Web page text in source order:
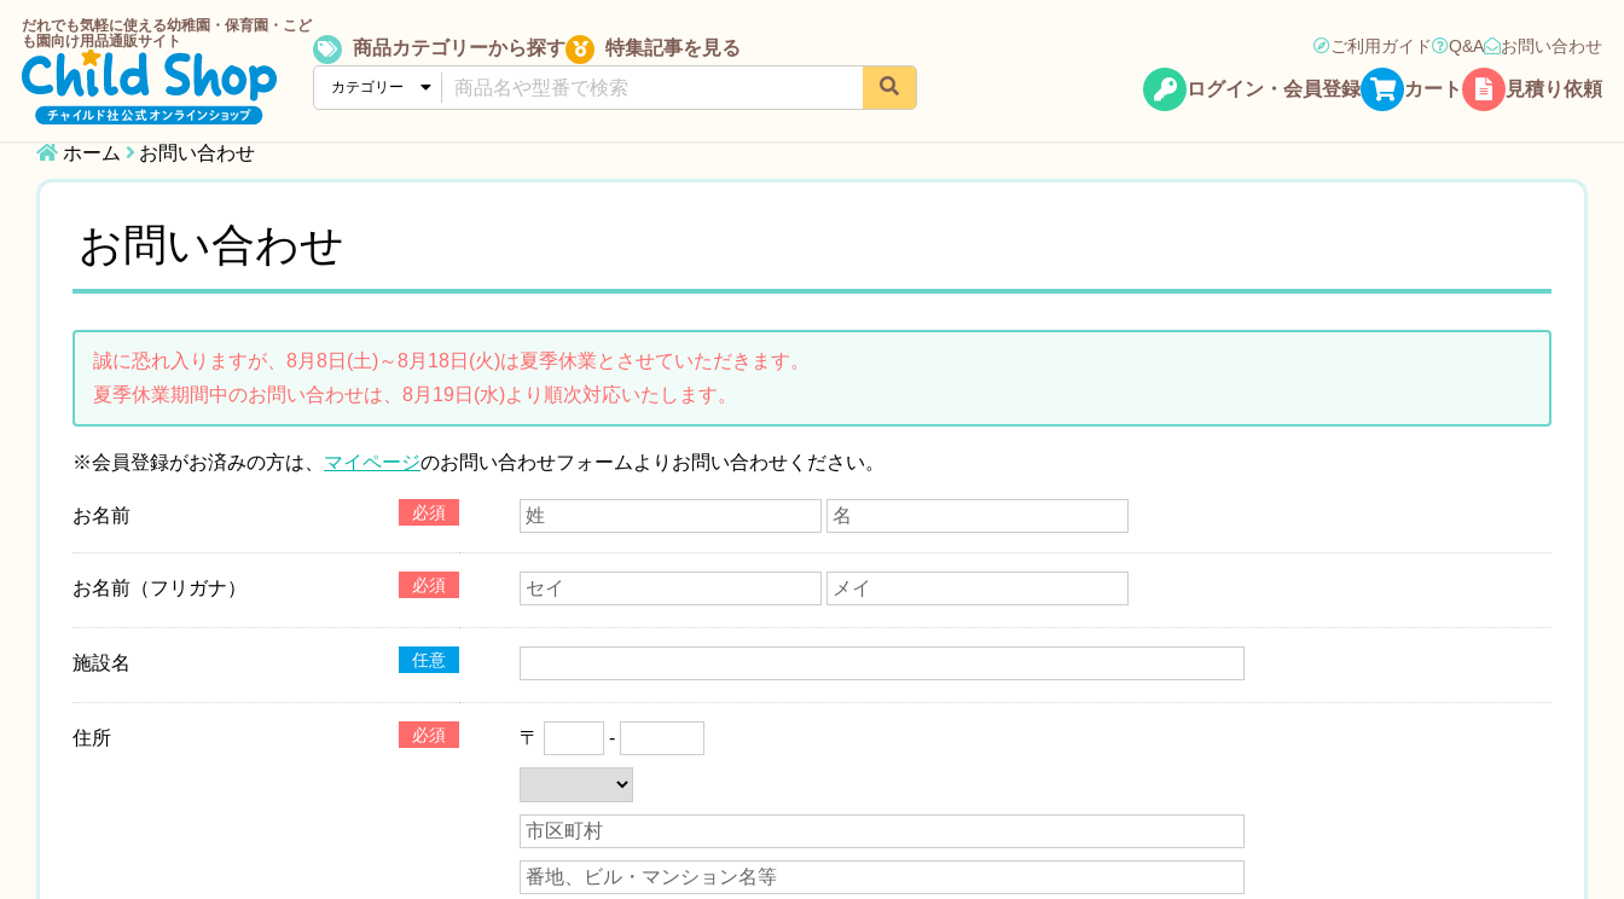
だれでも気軽に使える幼稚園・保育園・こど
も園向け用品通販サイト
商品カテゴリーから探す 特集記事を見る ご利用ガイド Q&A お問い合わせ
ログイン・会員登録 カート 見積り依頼
ホーム お問い合わせ
お問い合わせ
誠に恐れ入りますが、8月8日(土)～8月18日(火)は夏季休業とさせていただきます。
夏季休業期間中のお問い合わせは、8月19日(水)より順次対応いたします。
※会員登録がお済みの方は、 マイページのお問い合わせフォームよりお問い合わせください。
お名前 必須
お名前（フリガナ） 必須
施設名 任意
住所 必須 〒 -